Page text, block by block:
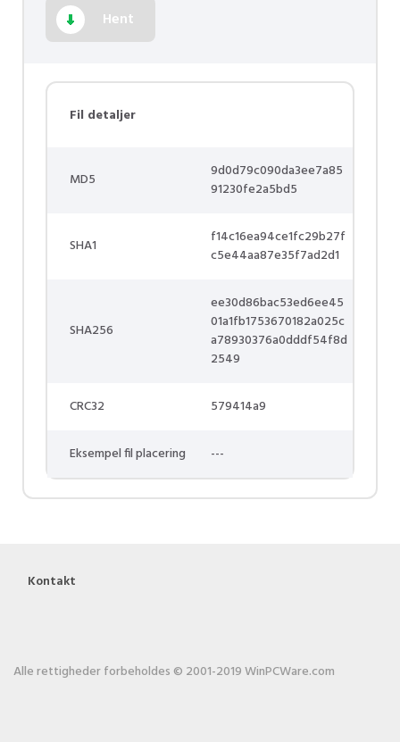
Hent
Fil detaljer
MD5
9d0d79c090da3ee7a85
91230fe2a5bd5
SHA1
f14c16ea94ce1fc29b27f
c5e44aa87e35f7ad2d1
SHA256
ee30d86bac53ed6ee45
01a1fb1753670182a025c
a78930376a0dddf54f8d
2549
CRC32 579414a9
Eksempel fil placering ---
Kontakt
Alle rettigheder forbeholdes © 2001-2019 WinPCWare.com